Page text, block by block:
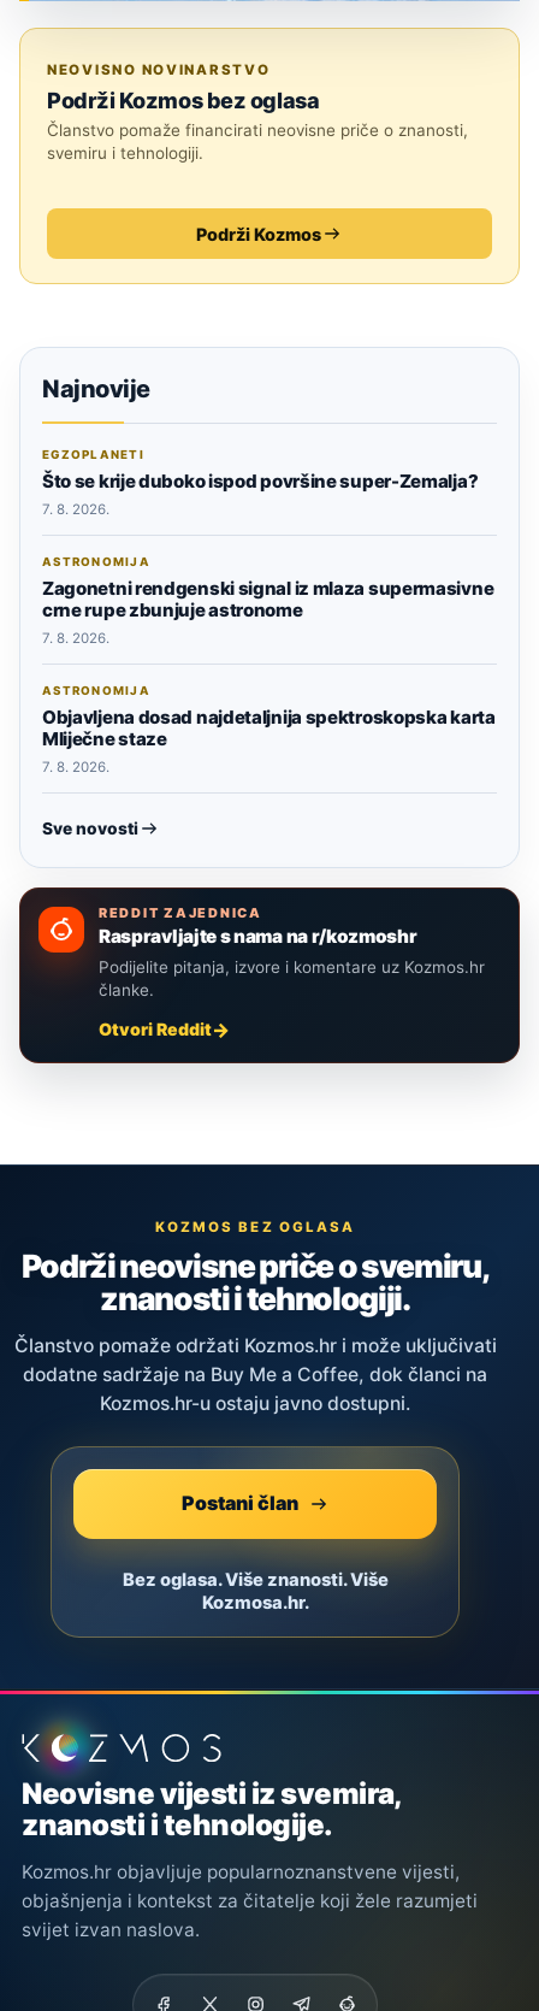
NEOVISNO NOVINARSTVO
Podrži Kozmos bez oglasa
Članstvo pomaže financirati neovisne priče o znanosti,
svemiru i tehnologiji.
Podrži Kozmos
Najnovije
EGZOPLANETI
Što se krije duboko ispod površine super-Zemalja?
7. 8. 2026.
ASTRONOMIJA
Zagonetni rendgenski signal iz mlaza supermasivne
crne rupe zbunjuje astronome
7. 8. 2026.
ASTRONOMIJA
Objavljena dosad najdetaljnija spektroskopska karta
Mliječne staze
7. 8. 2026.
Sve novosti
REDDIT ZAJEDNICA
Raspravljajte s nama na r/kozmoshr
Podijelite pitanja, izvore i komentare uz Kozmos.hr
članke.
Otvori Reddit
KOZMOS BEZ OGLASA
Podrži neovisne priče o svemiru,
znanosti i tehnologiji.
Članstvo pomaže održati Kozmos.hr i može uključivati
dodatne sadržaje na Buy Me a Coffee, dok članci na
Kozmos.hr-u ostaju javno dostupni.
Postani član
Bez oglasa. Više znanosti. Više
Kozmosa.hr.
Podnožje stranice
Neovisne vijesti iz svemira,
znanosti i tehnologije.
Kozmos.hr objavljuje popularnoznanstvene vijesti,
objašnjenja i kontekst za čitatelje koji žele razumjeti
svijet izvan naslova.